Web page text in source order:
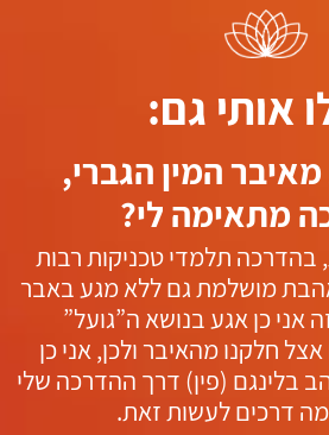
אותי גם:
המין הגברי,
מתאימה לי?
בהדרכה תלמדי טכניקות רבות
מושלמת גם ללא מגע באבר
אני כן אגע בנושא ה”גועל”
חלקנו מהאיבר ולכן, אני כן
בלינגם (פין) דרך ההדרכה שלי
דרכים לעשות זאת.